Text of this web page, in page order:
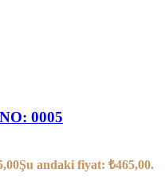
0005
Şu andaki fiyat: ₺465,00.